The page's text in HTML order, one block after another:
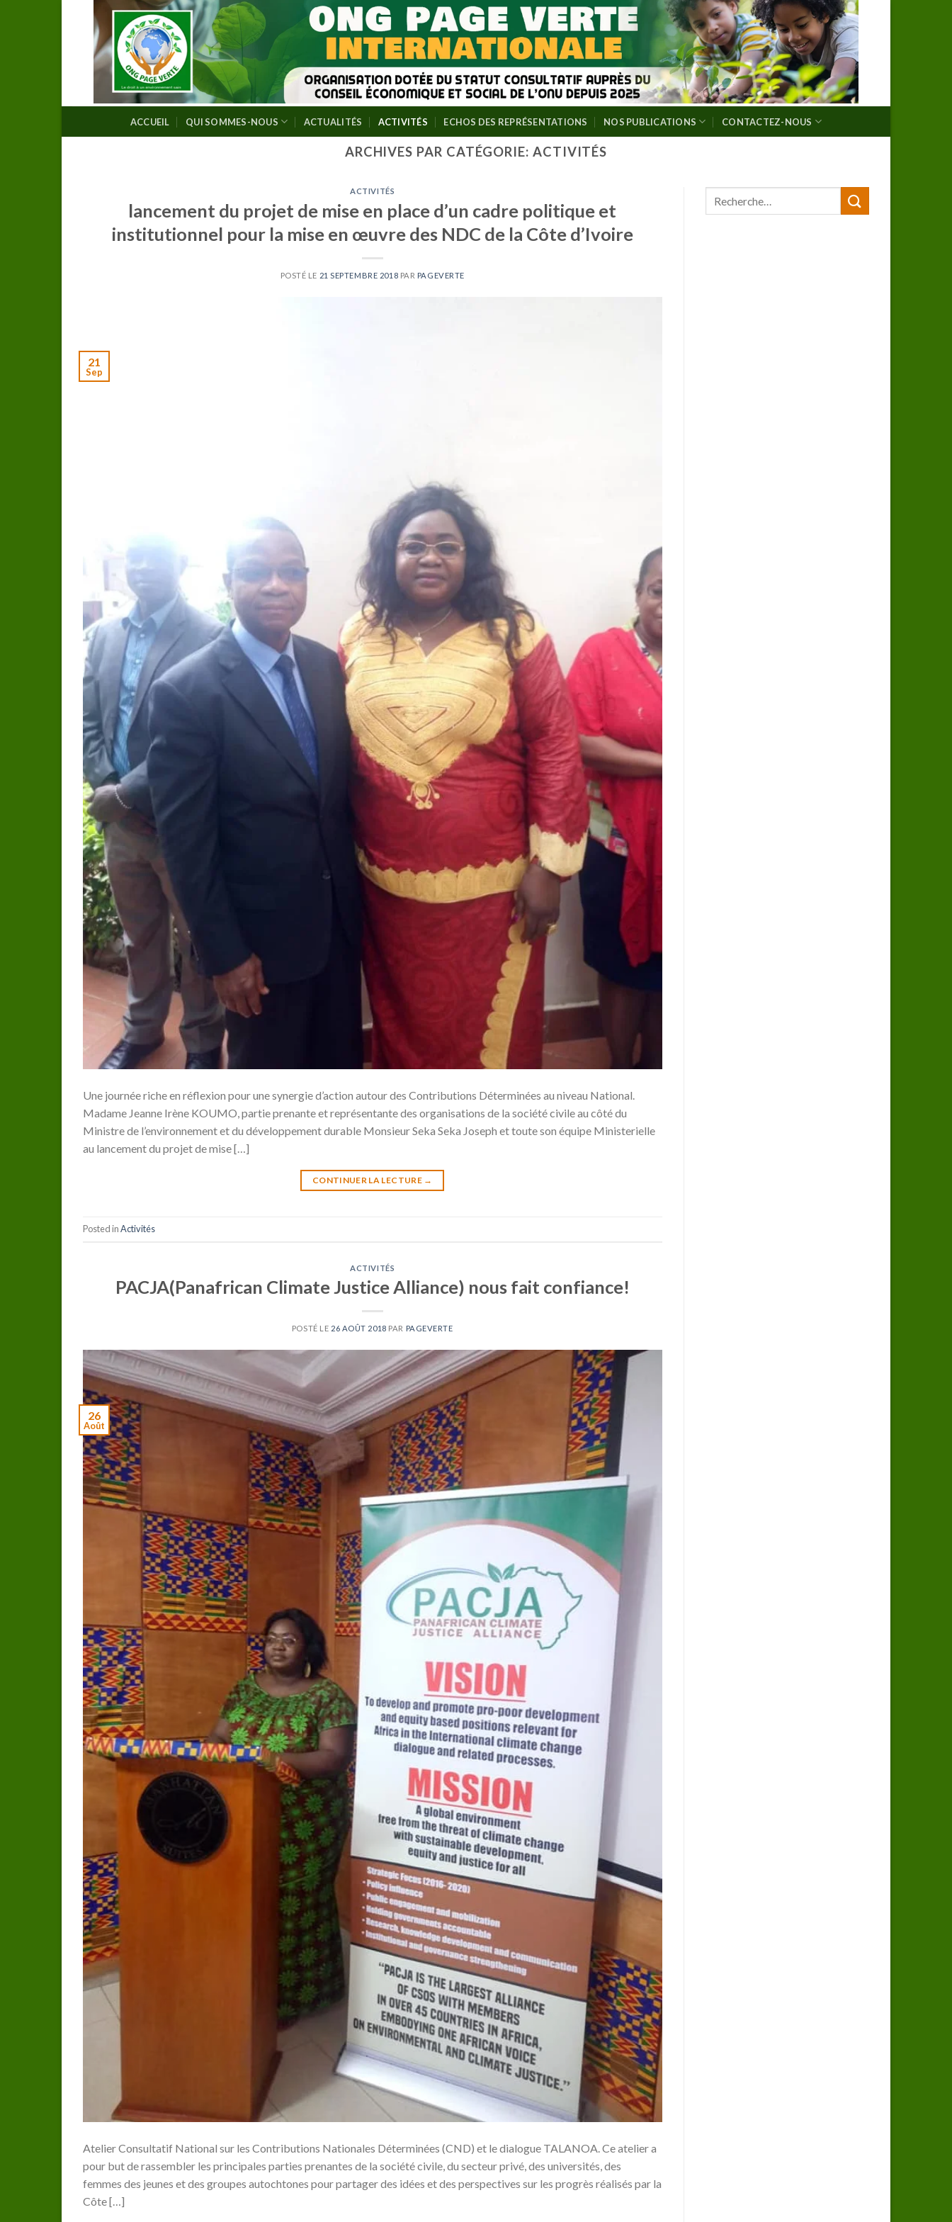
content
ACCUEIL QUI SOMMES-NOUS ACTUALITÉS ACTIVITÉS ECHOS DES REPRÉSENTATIONS NOS PUBLICATIONS CONTACTEZ-NOUS
ARCHIVES PAR CATÉGORIE: ACTIVITÉS
ACTIVITÉS
lancement du projet de mise en place d’un cadre politique et
institutionnel pour la mise en œuvre des NDC de la Côte d’Ivoire
POSTÉ LE 21 SEPTEMBRE 2018 PAR PAGEVERTE
21
Sep
Une journée riche en réflexion pour une synergie d’action autour des Contributions Déterminées au niveau National.
Madame Jeanne Irène KOUMO, partie prenante et représentante des organisations de la société civile au côté du
Ministre de l’environnement et du développement durable Monsieur Seka Seka Joseph et toute son équipe Ministerielle
au lancement du projet de mise […]
CONTINUER LA LECTURE →
Posted inActivités
ACTIVITÉS
PACJA(Panafrican Climate Justice Alliance) nous fait confiance!
POSTÉ LE 26 AOÛT 2018 PAR PAGEVERTE
26
Août
Atelier Consultatif National sur les Contributions Nationales Déterminées (CND) et le dialogue TALANOA. Ce atelier a
pour but de rassembler les principales parties prenantes de la société civile, du secteur privé, des universités, des
femmes des jeunes et des groupes autochtones pour partager des idées et des perspectives sur les progrès réalisés par la
Côte […]